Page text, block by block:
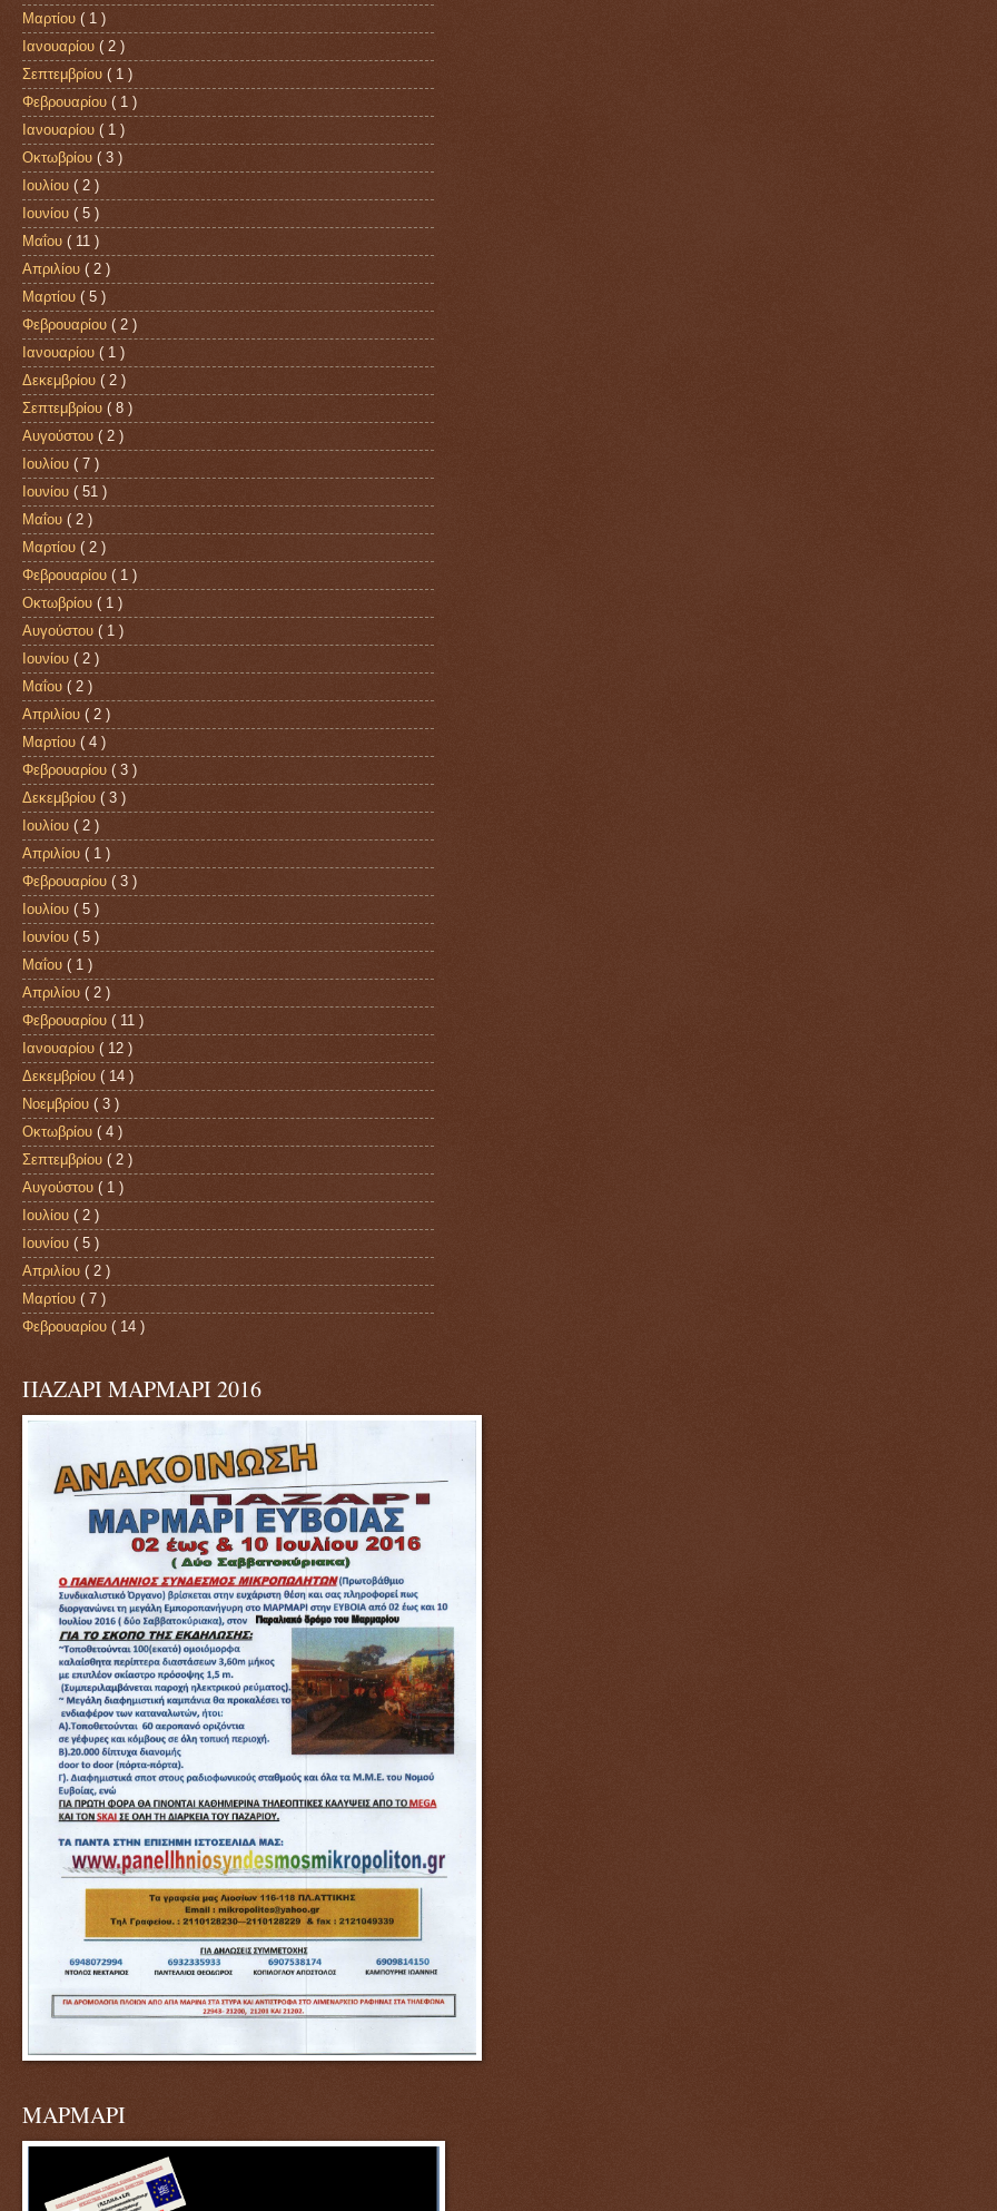
Μαρτίου ( 1 )
Ιανουαρίου ( 2 )
Σεπτεμβρίου ( 1 )
Φεβρουαρίου ( 1 )
Ιανουαρίου ( 1 )
Οκτωβρίου ( 3 )
Ιουλίου ( 2 )
Ιουνίου ( 5 )
Μαΐου ( 11 )
Απριλίου ( 2 )
Μαρτίου ( 5 )
Φεβρουαρίου ( 2 )
Ιανουαρίου ( 1 )
Δεκεμβρίου ( 2 )
Σεπτεμβρίου ( 8 )
Αυγούστου ( 2 )
Ιουλίου ( 7 )
Ιουνίου ( 51 )
Μαΐου ( 2 )
Μαρτίου ( 2 )
Φεβρουαρίου ( 1 )
Οκτωβρίου ( 1 )
Αυγούστου ( 1 )
Ιουνίου ( 2 )
Μαΐου ( 2 )
Απριλίου ( 2 )
Μαρτίου ( 4 )
Φεβρουαρίου ( 3 )
Δεκεμβρίου ( 3 )
Ιουλίου ( 2 )
Απριλίου ( 1 )
Φεβρουαρίου ( 3 )
Ιουλίου ( 5 )
Ιουνίου ( 5 )
Μαΐου ( 1 )
Απριλίου ( 2 )
Φεβρουαρίου ( 11 )
Ιανουαρίου ( 12 )
Δεκεμβρίου ( 14 )
Νοεμβρίου ( 3 )
Οκτωβρίου ( 4 )
Σεπτεμβρίου ( 2 )
Αυγούστου ( 1 )
Ιουλίου ( 2 )
Ιουνίου ( 5 )
Απριλίου ( 2 )
Μαρτίου ( 7 )
Φεβρουαρίου ( 14 )
ΠΑΖΑΡΙ ΜΑΡΜΑΡΙ 2016
ΜΑΡΜΑΡΙ